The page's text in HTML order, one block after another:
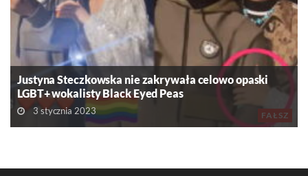
FAŁSZ
Justyna Steczkowska nie zakrywała celowo opaski
LGBT+ wokalisty Black Eyed Peas
3 stycznia 2023